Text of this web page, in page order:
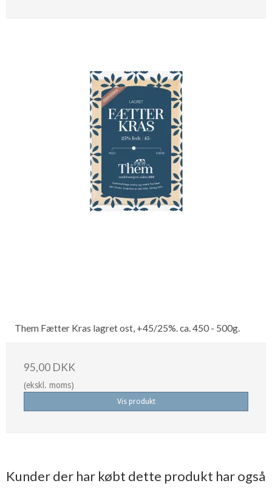
Them Fætter Kras lagret ost, +45/25%. ca. 450 - 500g.
95,00 DKK
(ekskl. moms)
Vis produkt
Kunder der har købt dette produkt har også